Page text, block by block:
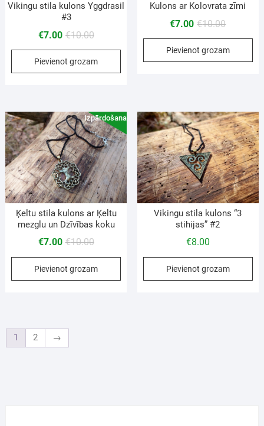
Vikingu stila kulons Yggdrasil
#3
€10.00
€7.00
Pievienot grozam
Kulons ar Kolovrata zīmi
€10.00
€7.00
Pievienot grozam
Izpārdošana!
Ķeltu stila kulons ar Ķeltu
mezglu un Dzīvības koku
€10.00
€7.00
Pievienot grozam
Vikingu stila kulons “3
stihijas” #2
€8.00
Pievienot grozam
1 2 →